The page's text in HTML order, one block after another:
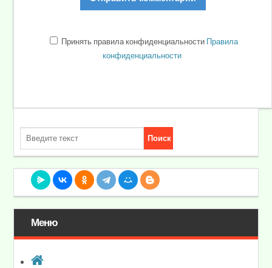
Принять правила конфиденциальностиПравила
конфиденциальности
Меню